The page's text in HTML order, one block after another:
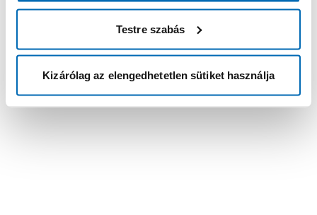
Testre szabás
Kizárólag az elengedhetetlen sütiket használja